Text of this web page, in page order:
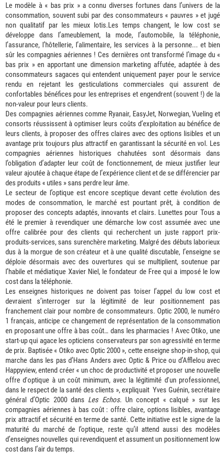
Le modèle à « bas prix » a connu diverses fortunes dans l’univers de la
consommation, souvent subi par des consommateurs « pauvres » et jugé
non qualitatif par les mieux lotis.Les temps changent, le low cost se
développe dans l’ameublement, la mode, l’automobile, la téléphonie,
l’assurance, l’hôtellerie, l’alimentaire, les services à la personne... et bien
sûr les compagnies aériennes ! Ces dernières ont transformé l’image du «
bas prix » en apportant une dimension marketing affutée, adaptée à des
consommateurs sagaces qui entendent uniquement payer pour le service
rendu en rejetant les gesticulations commerciales qui assurent de
confortables bénéfices pour les entreprises et engendrent (souvent !) de la
non-valeur pour leurs clients.
Des compagnies aériennes comme Ryanair, EasyJet, Norwegian, Vueling et
consorts réussissent à optimiser leurs coûts d’exploitation au bénéfice de
leurs clients, à proposer des offres claires avec des options lisibles et un
avantage prix toujours plus attractif en garantissant la sécurité en vol. Les
compagnies aériennes historiques chahutées sont désormais dans
l’obligation d’adapter leur coût de fonctionnement, de mieux justifier leur
valeur ajoutée à chaque étape de l’expérience client et de se différencier par
des produits « utiles » sans perdre leur âme.
Le secteur de l’optique est encore sceptique devant cette évolution des
modes de consommation, le marché est pourtant prêt, à condition de
proposer des concepts adaptés, innovants et clairs. Lunettes pour Tous a
été le premier à revendiquer une démarche low cost assumée avec une
offre calibrée pour des clients qui recherchent un juste rapport prix-
produits-services, sans surenchère marketing. Malgré des débuts laborieux
dus à la morgue de son créateur et à une qualité discutable, l’enseigne se
déploie désormais avec des ouvertures qui se multiplient, soutenue par
l’habile et médiatique Xavier Niel, le fondateur de Free qui a imposé le low
cost dans la téléphonie.
Les enseignes historiques ne doivent pas toiser l’appel du low cost et
devraient s’interroger sur la légitimité de leur positionnement pas
franchement clair pour nombre de consommateurs. Optic 2000, le numéro
1 français, anticipe ce changement de représentation de la consommation
en proposant une offre à bas coût… dans les pharmacies ! Avec Otiko, une
start-up qui agace les opticiens conservateurs par son agressivité en terme
de prix. Baptisée « Otiko avec Optic 2000 », cette enseigne shop-in-shop, qui
marche dans les pas d’Hans Anders avec Optic & Price ou d’Afflelou avec
Happyview, entend créer « un choc de productivité et proposer une nouvelle
offre d'optique à un coût minimum, avec la légitimité d'un professionnel,
dans le respect de la santé des clients », expliquait Yves Guénin, secrétaire
général d’Optic 2000 dans Les Echos. Un concept « calqué » sur les
compagnies aériennes à bas coût : offre claire, options lisibles, avantage
prix attractif et sécurité en terme de santé. Cette initiative est le signe de la
maturité du marché de l’optique, reste qu’il attend aussi des modèles
d’enseignes nouvelles qui revendiquent et assument un positionnement low
cost dans l’air du temps.